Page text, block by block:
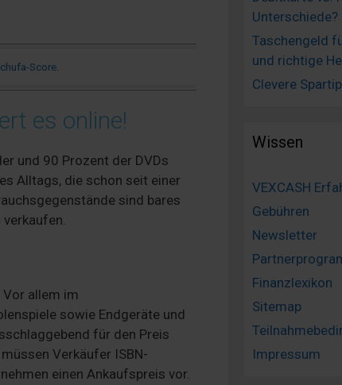
Score
es online!
und 90 Prozent der DVDs
Alltags, die schon seit einer
sind bares
allem im
sowie Endgeräte und
für den Preis
Verkäufer ISBN-
einen Ankaufspreis vor.
Unterschiede?
Taschengeld
und richtige
Clevere
Wissen
VEXCASH
Gebühren
Newsletter
Finanzlexikon
Sitemap
Impressum